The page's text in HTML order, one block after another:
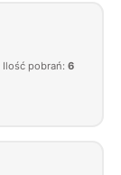
Ilość pobrań: 6